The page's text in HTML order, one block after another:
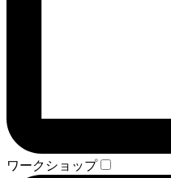
ワークショップ